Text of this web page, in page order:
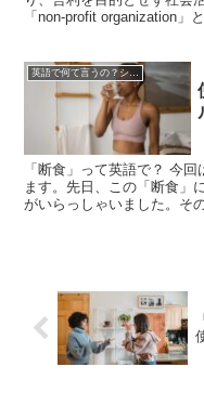
「non-profit organization」
英語で何て言うの？シリーズ
「断食」って英語で？ 今
ます。先日、この「断食」
がいらっしゃいました。そ